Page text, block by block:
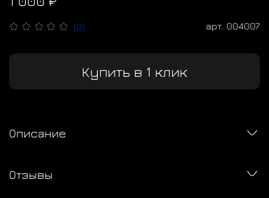
(0) арт. 004007
Купить в 1 клик
Описание
Отзывы